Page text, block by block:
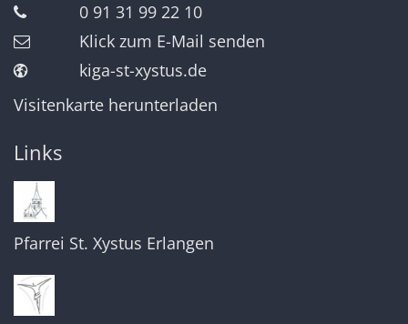
0 91 31 99 22 10
Klick zum E-Mail senden
kiga-st-xystus.de
Visitenkarte herunterladen
Links
Pfarrei St. Xystus Erlangen